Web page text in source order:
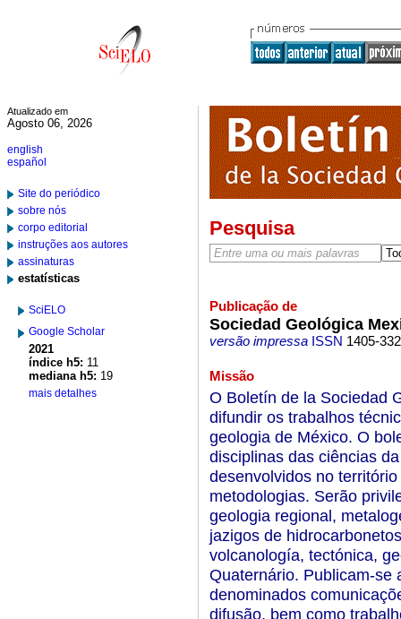
Atualizado em
Agosto 06, 2026
english
español
Site do periódico
sobre nós
corpo editorial
instruções aos autores
assinaturas
estatísticas
SciELO
Google Scholar
2021
índice h5: 11
mediana h5: 19
mais detalhes
Pesquisa
Publicação de
Sociedad Geológica
versão impressaISSN 1405-
Missão
O Boletín de la Sociedad
difundir os trabalhos
geologia de México. O
disciplinas das ciências
desenvolvidos no
metodologias. Serão
geologia regional,
jazigos de
volcanología, tectónica,
Quaternário. Publicam-se
denominados
difusão, bem como